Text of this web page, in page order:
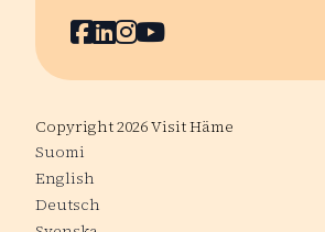
Facebook
Sivu avautuu
LinkedIn
Sivu avautuu
Instagram
Sivu avautuu
YouTube
Sivu avautuu
Copyright 2026 Visit Häme
Suomi
English
Deutsch